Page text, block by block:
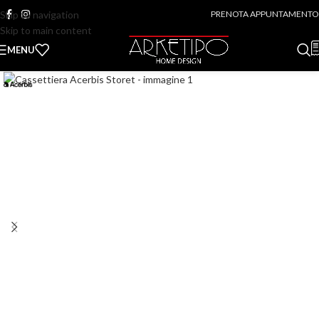
Skip to navigation
Skip to main content
PRENOTA APPUNTAMENTO
MENU